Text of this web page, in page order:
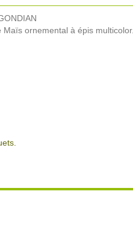
Maïs ornemental à épis multicolor.